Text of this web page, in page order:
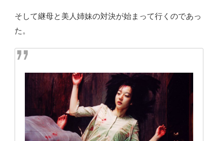
そして継母と美人姉妹の対決が始まって行くのであっ
た。